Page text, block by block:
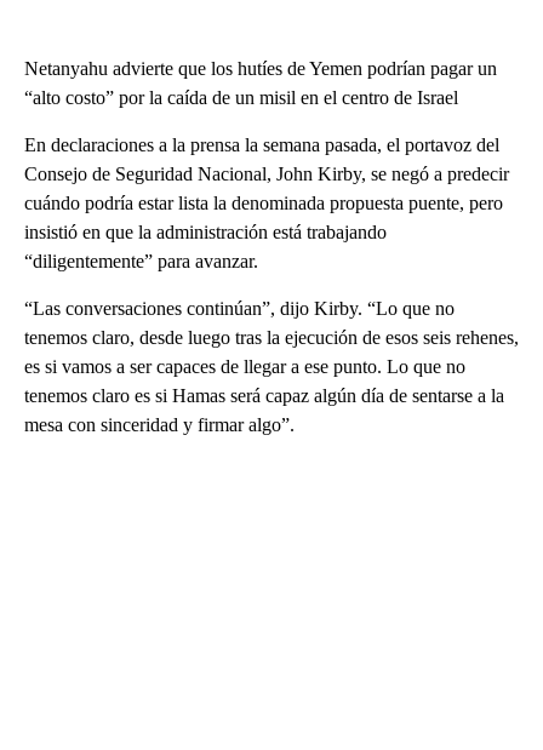
Netanyahu advierte que los hutíes de Yemen podrían pagar un
“alto costo” por la caída de un misil en el centro de Israel
En declaraciones a la prensa la semana pasada, el portavoz del
Consejo de Seguridad Nacional, John Kirby, se negó a predecir
cuándo podría estar lista la denominada propuesta puente, pero
insistió en que la administración está trabajando
“diligentemente” para avanzar.
“Las conversaciones continúan”, dijo Kirby. “Lo que no
tenemos claro, desde luego tras la ejecución de esos seis rehenes,
es si vamos a ser capaces de llegar a ese punto. Lo que no
tenemos claro es si Hamas será capaz algún día de sentarse a la
mesa con sinceridad y firmar algo”.